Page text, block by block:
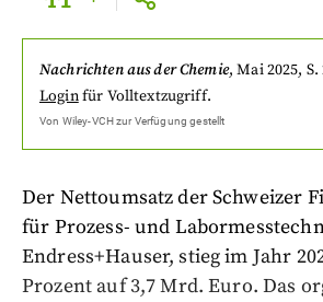
Nachrichten aus der Chemie,Mai 2025, S.
Loginfür Volltextzugriff.
Von Wiley-VCHzur Verfügung gestellt
Der Nettoumsatz der Schweizer
für Prozess- und
Endress+Hauser, stieg im Jahr
Prozent auf 3,7 Mrd. Euro. Das